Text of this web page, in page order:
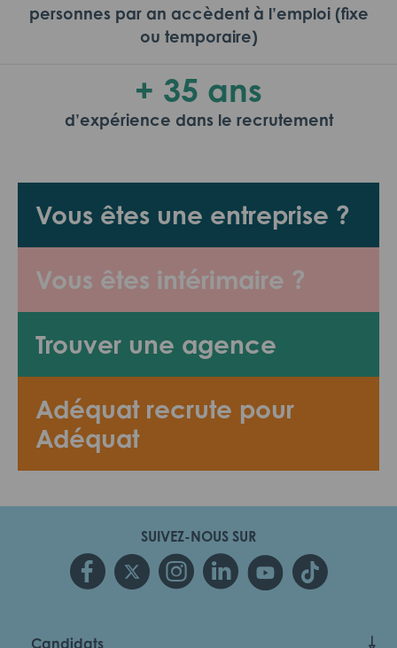
Vous êtes une entreprise ?
Vous êtes intérimaire ?
Trouver une agence
Adéquat recrute pour
Adéquat
personnes par an accèdent à l’emploi (fixe
ou temporaire)
+ 35 ans
d’expérience dans le recrutement
SUIVEZ-NOUS SUR
Candidats